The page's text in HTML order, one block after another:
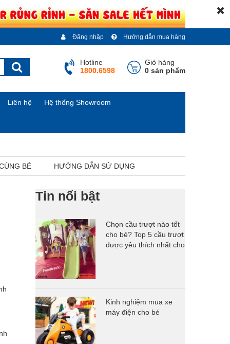
Hướng dẫn mua hàng
Đăng nhập
Giỏ hàng
0 sản phẩm
Hotline
1800.6598
Liên hệ Hệ thống Showroom
BÉ HƯỚNG DẪN SỬ DỤNG
Tin nổi bật
Chọn cầu trượt nào tốt
cho bé? Top 5 cầu trượt
được yêu thích nhất cho
Kinh nghiệm mua xe
máy điện cho bé